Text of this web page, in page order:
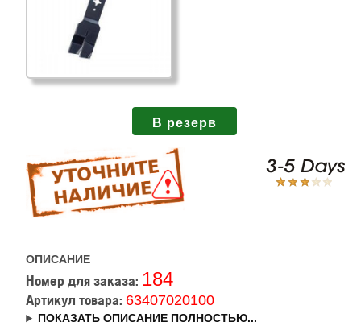
ОПИСАНИЕ
Номер для заказа: 184
Артикул товара: 63407020100
ПОКАЗАТЬ ОПИСАНИЕ ПОЛНОСТЬЮ...